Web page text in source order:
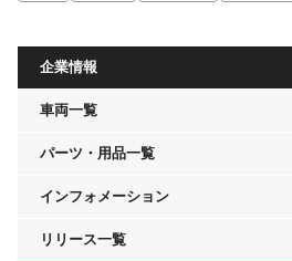
企業情報
車両一覧
パーツ・用品一覧
インフォメーション
リリース一覧